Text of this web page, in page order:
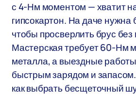
с 4-Нм моментом — хватит
гипсокартон. На даче нужна
чтобы просверлить брус
Мастерская требует 60-Нм
металла, а выездные
быстрым зарядом и
как выбрать бесщеточный